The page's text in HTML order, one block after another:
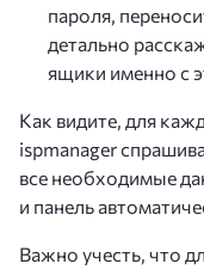
пароля,
детально
ящики именно с
Как видите, для
ispmanager
все необходимые
и панель
Важно учесть, что